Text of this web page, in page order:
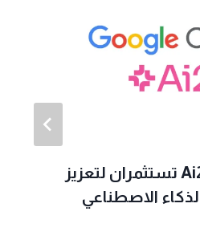
Google Cloud وAi2 تستثمران لتعزيز
الاصطناعي